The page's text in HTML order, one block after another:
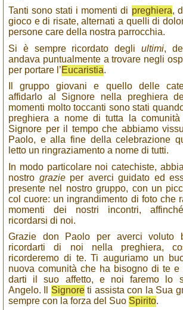
Tanti sono stati i momenti di preghiera,
gioco e di risate, alternati a quelli di
persone care della nostra parrocchia.
Si è sempre ricordato degli ultimi,
andava puntualmente a trovare negli
per portare l’Eucaristia.
Il gruppo giovani e quello delle
affidarlo al Signore nella preghiera
momenti molto toccanti sono stati
preghiera a nome di tutta la comunità
Signore per il tempo che abbiamo
Paolo, e alla fine della celebrazione
letto un ringraziamento a nome di tutti.
In modo particolare noi catechiste,
nostro grazieper averci guidato ed
presente nel nostro gruppo, con un
col cuore: un ingrandimento di foto che
momenti dei nostri incontri,
ricordarsi di noi.
Grazie don Paolo per averci voluto
ricordarti di noi nella preghiera,
ricorderemo di te. Ti auguriamo un
nuova comunità che ha bisogno di te e
darti il suo affetto, e noi faremo lo
Angelo. Il Signoreti assista con la Sua
sempre con la forza del Suo Spirito.